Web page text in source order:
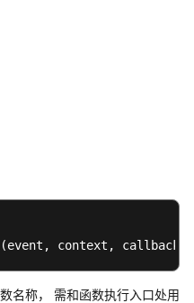
(event, context, callback
名称， 需和函数执行入口处用